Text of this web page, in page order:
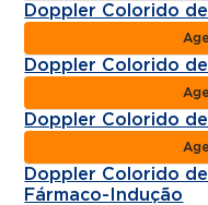
Doppler Colorido
Doppler Colorido
Doppler Colorido
Doppler Colorido
Fármaco-Indução